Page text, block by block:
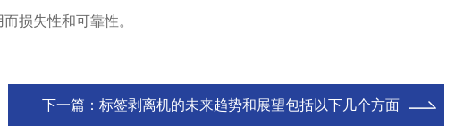
损失性和可靠性。
下一篇： 标签剥离机的未来趋势和展望包括以下几个方面